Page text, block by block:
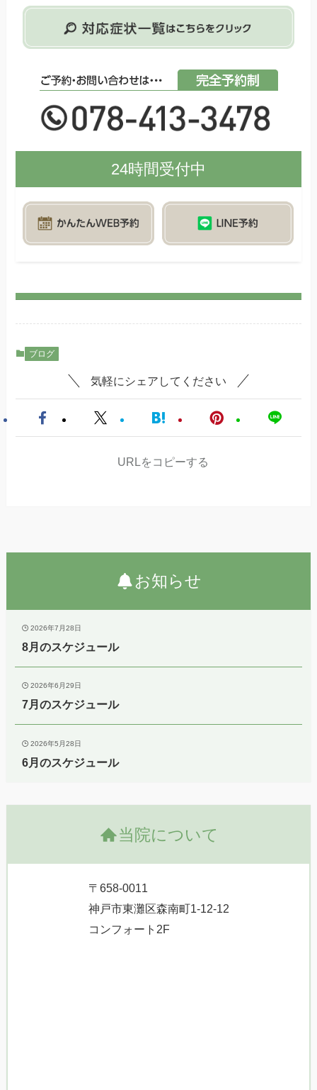
24時間受付中
ブログ
気軽にシェアしてください
URLをコピーする
お知らせ
2026年7月28日
8月のスケジュール
2026年6月29日
7月のスケジュール
2026年5月28日
6月のスケジュール
当院について
〒658-0011
神戸市東灘区森南町1-12-12
コンフォート2F